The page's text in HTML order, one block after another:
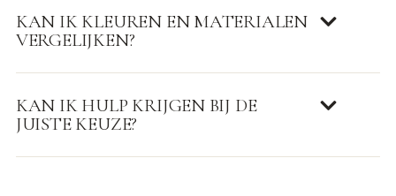
KAN IK KLEUREN EN MATERIALEN
VERGELIJKEN?
KAN IK HULP KRIJGEN BIJ DE
JUISTE KEUZE?